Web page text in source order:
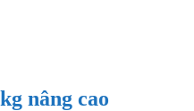
nâng cao